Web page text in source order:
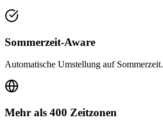
Sommerzeit-Aware
Automatische Umstellung auf Sommerzeit.
Mehr als 400 Zeitzonen